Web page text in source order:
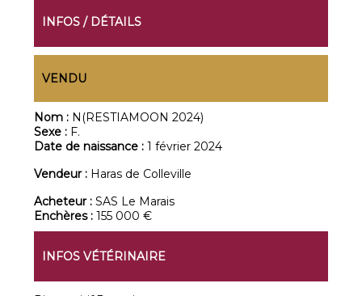
INFOS / DÉTAILS
VENDU
Nom : N(RESTIAMOON 2024)
Sexe : F.
Date de naissance :1 février 2024
Vendeur : Haras de Colleville
Acheteur :SAS Le Marais
Enchères :155 000 €
INFOS VÉTÉRINAIRE